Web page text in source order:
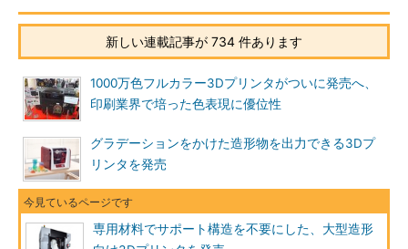
新しい連載記事が 734 件あります
1000万色フルカラー3Dプリンタがついに発売へ、
印刷業界で培った色表現に優位性
グラデーションをかけた造形物を出力できる3Dプ
リンタを発売
専用材料でサポート構造を不要にした、大型造形